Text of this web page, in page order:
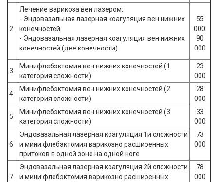
2
Лечение варикоза вен лазером:
- Эндовазальная лазерная коагуляция вен нижних
конечностей
- Эндовазальная лазерная коагуляция вен нижних
конечностей (две конечности)
55
000
90
000
3
Минифлебэктомия вен нижних конечностей (1
категория сложности)
23
000
4
Минифлебэктомия вен нижних конечностей (2
категория сложности)
28
000
5
Минифлебэктомия вен нижних конечностей (3
категория сложности)
33
000
6
Эндовазальная лазерная коагуляция 1й сложности
и мини флебэктомия варикозно расширенных
притоков в одной зоне на одной ноге
73
000
7
Эндовазальная лазерная коагуляция 2й сложности
и мини флебэктомия варикозно расширенных
78
000